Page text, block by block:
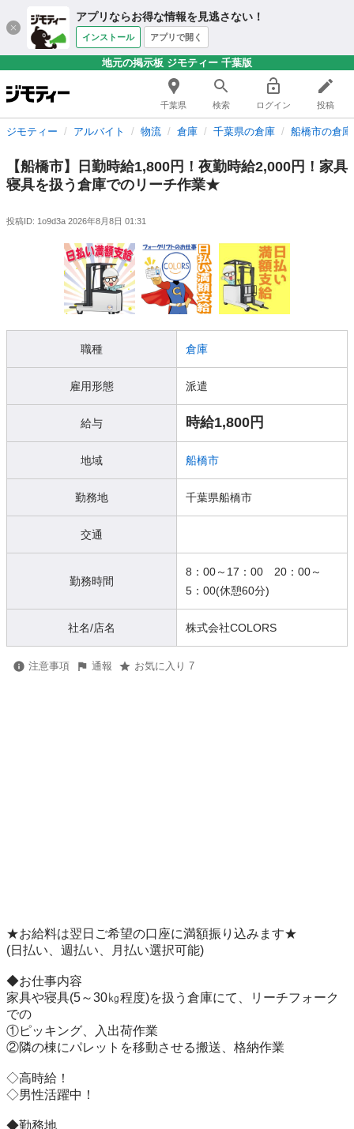
アプリならお得な情報を見逃さない！
インストール アプリで開く
地元の掲示板 ジモティー 千葉版
千葉県 検索 ログイン 投稿
ジモティー アルバイト 物流 倉庫 千葉県の倉庫 船橋市の倉庫
【船橋市】日勤時給1,800円！夜勤時給2,000円！家具
寝具を扱う倉庫でのリーチ作業★
投稿ID: 1o9d3a 2026年8月8日 01:31
職種 倉庫
雇用形態 派遣
給与 時給1,800円
地域 船橋市
勤務地 千葉県船橋市
交通
勤務時間
8：00～17：00 20：00～
5：00(休憩60分)
社名/店名 株式会社COLORS
注意事項 通報 お気に入り 7
★お給料は翌日ご希望の口座に満額振り込みます★
(日払い、週払い、月払い選択可能)
◆お仕事内容
家具や寝具(5～30㎏程度)を扱う倉庫にて、リーチフォーク
での
①ピッキング、入出荷作業
②隣の棟にパレットを移動させる搬送、格納作業
◇高時給！
◇男性活躍中！
◆勤務地